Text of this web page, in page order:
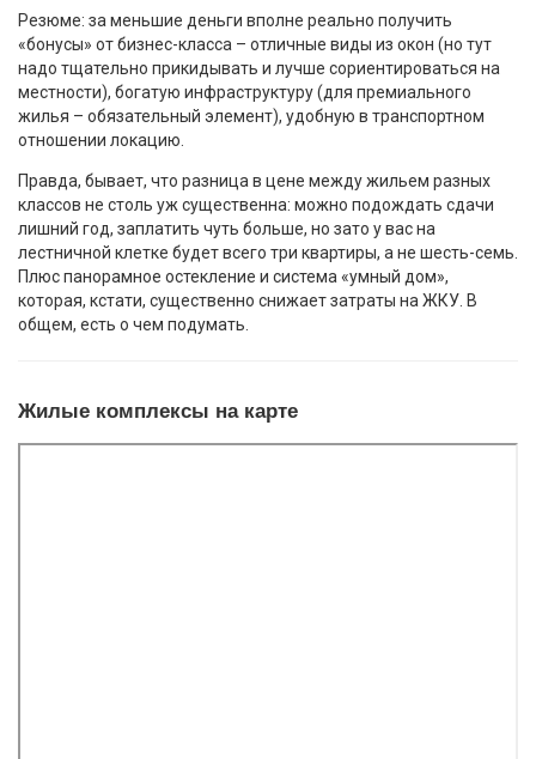
Резюме: за меньшие деньги вполне реально получить
«бонусы» от бизнес-класса – отличные виды из окон (но тут
надо тщательно прикидывать и лучше сориентироваться на
местности), богатую инфраструктуру (для премиального
жилья – обязательный элемент), удобную в транспортном
отношении локацию.
Правда, бывает, что разница в цене между жильем разных
классов не столь уж существенна: можно подождать сдачи
лишний год, заплатить чуть больше, но зато у вас на
лестничной клетке будет всего три квартиры, а не шесть-семь.
Плюс панорамное остекление и система «умный дом»,
которая, кстати, существенно снижает затраты на ЖКУ. В
общем, есть о чем подумать.
Жилые комплексы на карте